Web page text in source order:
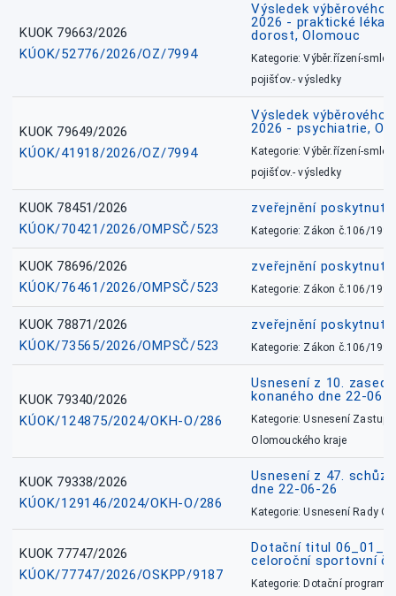
KUOK 79663/2026
KÚOK/52776/2026/OZ/7994
Výsledek výběrového
2026 - praktické
dorost, Olomouc
Kategorie: Výběr.řízení-
pojišťov.- výsledky
KUOK 79649/2026
KÚOK/41918/2026/OZ/7994
Výsledek výběrového
2026 - psychiatrie,
Kategorie: Výběr.řízení-
pojišťov.- výsledky
KUOK 78451/2026
KÚOK/70421/2026/OMPSČ/523
zveřejnění
Kategorie: Zákon č.106/1999
KUOK 78696/2026
KÚOK/76461/2026/OMPSČ/523
zveřejnění
Kategorie: Zákon č.106/1999
KUOK 78871/2026
KÚOK/73565/2026/OMPSČ/523
zveřejnění
Kategorie: Zákon č.106/1999
KUOK 79340/2026
KÚOK/124875/2024/OKH-O/286
Usnesení z 10.
konaného dne 22-06-
Kategorie: Usnesení
Olomouckého kraje
KUOK 79338/2026
KÚOK/129146/2024/OKH-O/286
Usnesení z 47.
dne 22-06-26
Kategorie: Usnesení Rady
KUOK 77747/2026
KÚOK/77747/2026/OSKPP/9187
Dotační titul
celoroční sportovní
Kategorie: Dotační